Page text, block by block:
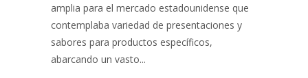
amplia para el mercado estadounidense que
contemplaba variedad de presentaciones y
sabores para productos específicos,
abarcando un vasto...